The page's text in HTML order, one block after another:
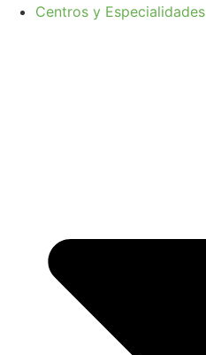
Centros y Especialidades